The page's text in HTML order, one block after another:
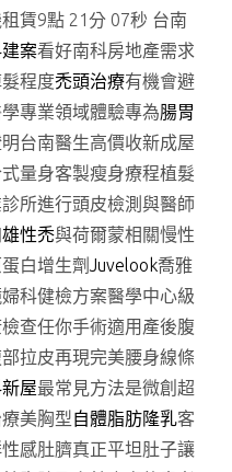
賃9點 21分 07秒 台南
案看好南科房地產需求
程度禿頭治療有機會避
專業領域體驗專為腸胃
台南醫生高價收新成屋
量身客製瘦身療程植髮
所進行頭皮檢測與醫師
雄性禿與荷爾蒙相關慢性
白增生劑Juvelook喬雅
科健檢方案醫學中心級
查任你手術適用產後腹
拉皮再現完美腰身線條
屋最常見方法是微創超
美胸型自體脂肪隆乳客
感肚臍真正平坦肚子讓